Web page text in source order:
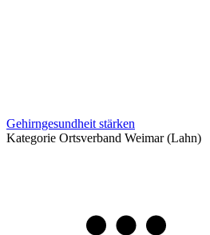
Gehirngesundheit stärken
Kategorie Ortsverband Weimar (Lahn)